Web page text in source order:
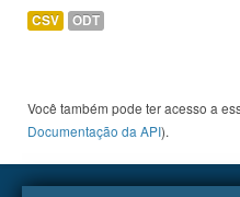
CSV ODT
Você também pode ter acesso a
Documentação da API).